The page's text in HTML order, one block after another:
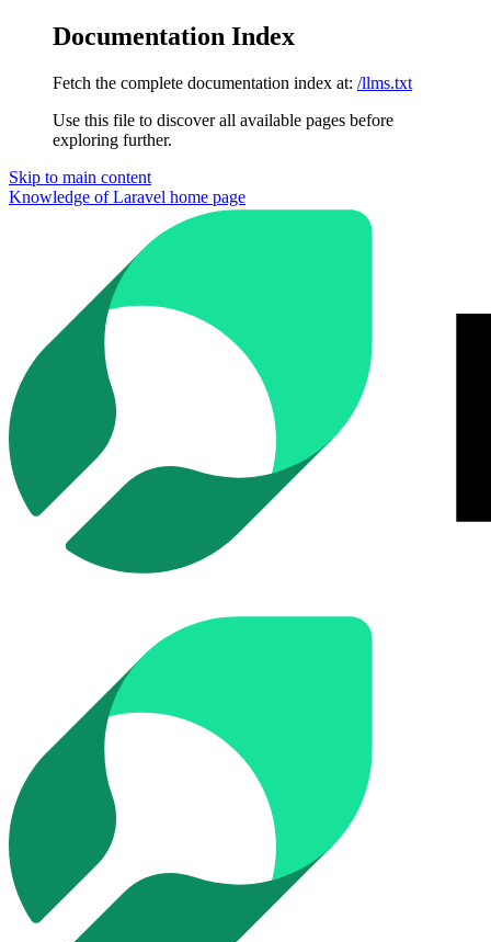
Documentation Index
Fetch the complete documentation index at: /llms.txt
Use this file to discover all available pages before
exploring further.
Skip to main content
Knowledge of Laravel home page